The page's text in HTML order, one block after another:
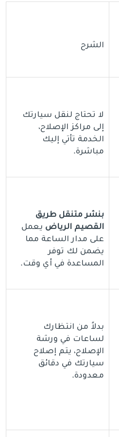
الشرح
لا تحتاج لنقل سيارتك
إلى مراكز الإصلاح،
الخدمة تأتي إليك
مباشرة.
بنشر متنقل طريق
القصيم الرياض يعمل
على مدار الساعة مما
يضمن لك توفر
المساعدة في أي وقت.
بدلاً من انتظارك
لساعات في ورشة
الإصلاح، يتم إصلاح
سيارتك في دقائق
معدودة.